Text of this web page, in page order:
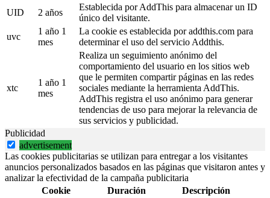
UID
2 años
Establecida por AddThis para almacenar un ID
único del visitante.
uvc
1 año 1
mes
La cookie es establecida por addthis.com para
determinar el uso del servicio Addthis.
xtc
1 año 1
mes
Realiza un seguimiento anónimo del
comportamiento del usuario en los sitios web
que le permiten compartir páginas en las redes
sociales mediante la herramienta AddThis.
AddThis registra el uso anónimo para generar
tendencias de uso para mejorar la relevancia de
sus servicios y publicidad.
Publicidad
advertisement
Las cookies publicitarias se utilizan para entregar a los visitantes
anuncios personalizados basados en las páginas que visitaron antes y
analizar la efectividad de la campaña publicitaria
Cookie
Duración Descripción